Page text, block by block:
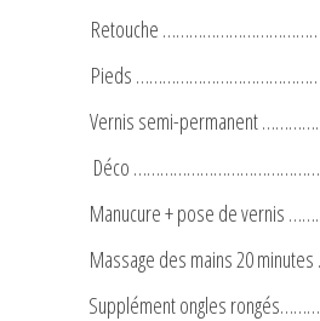
Retouche
Pieds
Vernis semi-permanent
Déco
Manucure + pose de
Massage des mains 20
Supplément ongles